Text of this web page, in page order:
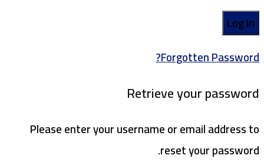
Forgotten Password?
Retrieve your password
Please enter your username or email address to
reset your password.